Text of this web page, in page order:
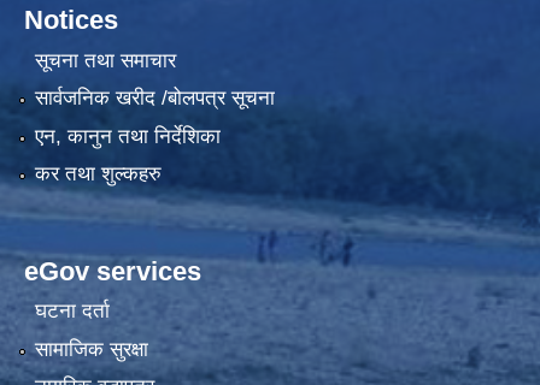
Notices
सूचना तथा समाचार
सार्वजनिक खरीद /बोलपत्र सूचना
एन, कानुन तथा निर्देशिका
कर तथा शुल्कहरु
eGov services
घटना दर्ता
सामाजिक सुरक्षा